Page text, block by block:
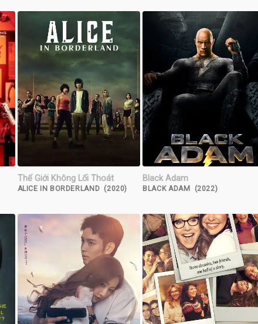
Thế Giới Không Lối Thoát
ALICE IN BORDERLAND (2020)
Black Adam
BLACK ADAM (2022)